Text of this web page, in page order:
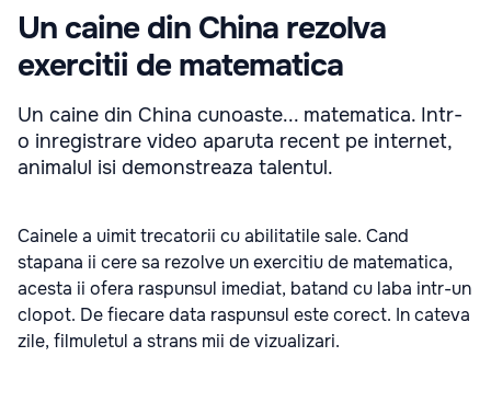
Un caine din China rezolva
exercitii de matematica
Un caine din China cunoaste... matematica. Intr-
o inregistrare video aparuta recent pe internet,
animalul isi demonstreaza talentul.
Cainele a uimit trecatorii cu abilitatile sale. Cand
stapana ii cere sa rezolve un exercitiu de matematica,
acesta ii ofera raspunsul imediat, batand cu laba intr-un
clopot. De fiecare data raspunsul este corect. In cateva
zile, filmuletul a strans mii de vizualizari.